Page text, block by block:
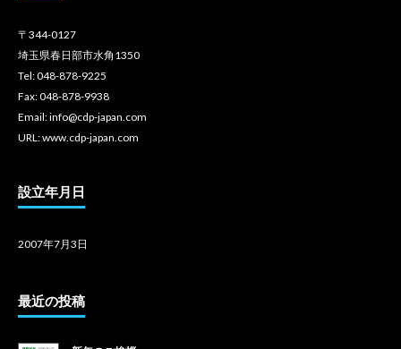
〒344-0127
埼玉県春日部市水角1350
Tel: 048-878-9225
Fax: 048-878-9938
Email: info@cdp-japan.com
URL: www.cdp-japan.com
設立年月日
2007年7月3日
最近の投稿